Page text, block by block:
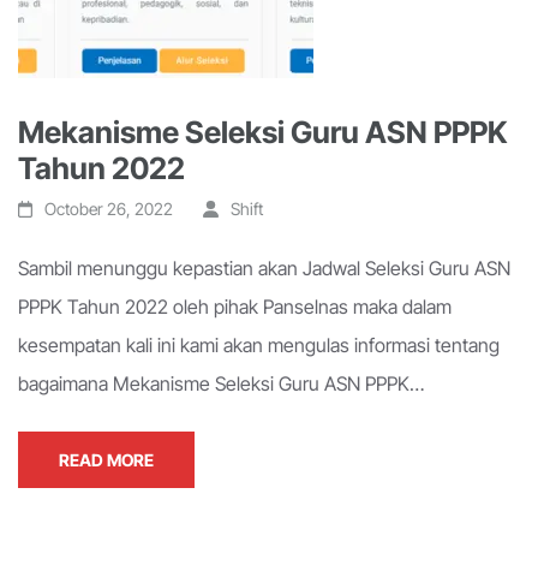
Mekanisme Seleksi Guru ASN PPPK
Tahun 2022
October 26, 2022 Shift
Sambil menunggu kepastian akan Jadwal Seleksi Guru ASN
PPPK Tahun 2022 oleh pihak Panselnas maka dalam
kesempatan kali ini kami akan mengulas informasi tentang
bagaimana Mekanisme Seleksi Guru ASN PPPK…
READ MORE